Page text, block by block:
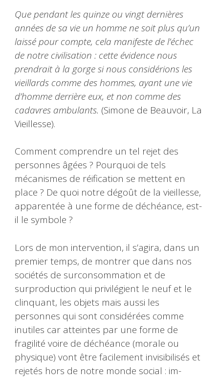
Que pendant les quinze ou vingt dernières
années de sa vie un homme ne soit plus qu’un
laissé pour compte, cela manifeste de l’échec
de notre civilisation : cette évidence nous
prendrait à la gorge si nous considérions les
vieillards comme des hommes, ayant une vie
d’homme derrière eux, et non comme des
cadavres ambulants. (Simone de Beauvoir, La
Vieillesse).
Comment comprendre un tel rejet des
personnes âgées ? Pourquoi de tels
mécanismes de réification se mettent en
place ? De quoi notre dégoût de la vieillesse,
apparentée à une forme de déchéance, est-
il le symbole ?
Lors de mon intervention, il s’agira, dans un
premier temps, de montrer que dans nos
sociétés de surconsommation et de
surproduction qui privilégient le neuf et le
clinquant, les objets mais aussi les
personnes qui sont considérées comme
inutiles car atteintes par une forme de
fragilité voire de déchéance (morale ou
physique) vont être facilement invisibilisés et
rejetés hors de notre monde social : im-